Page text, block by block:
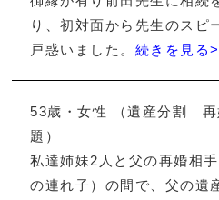
り、初対面から先生のスピ
戸惑いました。 続きを見る
53歳・女性 （遺産分割｜
題）
私達姉妹2人と父の再婚相
の連れ子）の間で、父の遺